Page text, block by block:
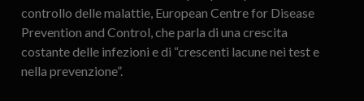
controllo delle malattie, European Centre for Disease
Prevention and Control, che parla di una crescita
costante delle infezioni e di “crescenti lacune nei test e
nella prevenzione”.